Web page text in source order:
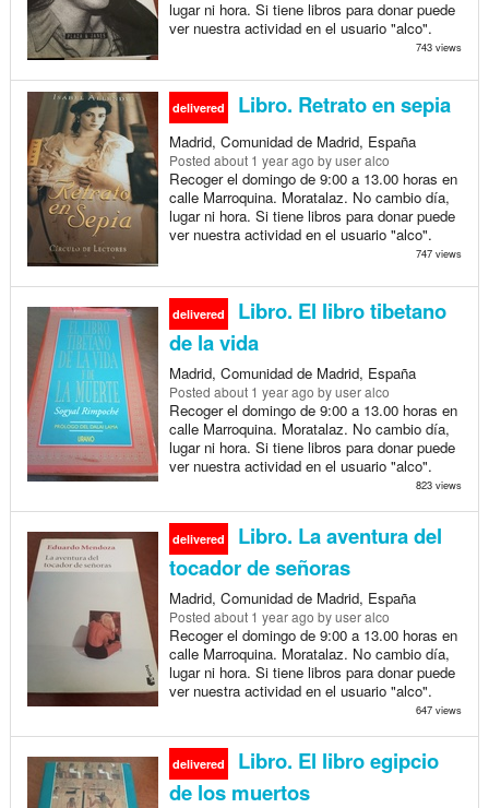
lugar ni hora. Si tiene libros para donar puede
ver nuestra actividad en el usuario "alco".
743 views
delivered Libro. Retrato en sepia
Madrid, Comunidad de Madrid, España
Posted about 1 year ago by user alco
Recoger el domingo de 9:00 a 13.00 horas en
calle Marroquina. Moratalaz. No cambio día,
lugar ni hora. Si tiene libros para donar puede
ver nuestra actividad en el usuario "alco".
747 views
delivered
Libro. El libro tibetano
de la vida
Madrid, Comunidad de Madrid, España
Posted about 1 year ago by user alco
Recoger el domingo de 9:00 a 13.00 horas en
calle Marroquina. Moratalaz. No cambio día,
lugar ni hora. Si tiene libros para donar puede
ver nuestra actividad en el usuario "alco".
823 views
delivered
Libro. La aventura del
tocador de señoras
Madrid, Comunidad de Madrid, España
Posted about 1 year ago by user alco
Recoger el domingo de 9:00 a 13.00 horas en
calle Marroquina. Moratalaz. No cambio día,
lugar ni hora. Si tiene libros para donar puede
ver nuestra actividad en el usuario "alco".
647 views
delivered
Libro. El libro egipcio
de los muertos